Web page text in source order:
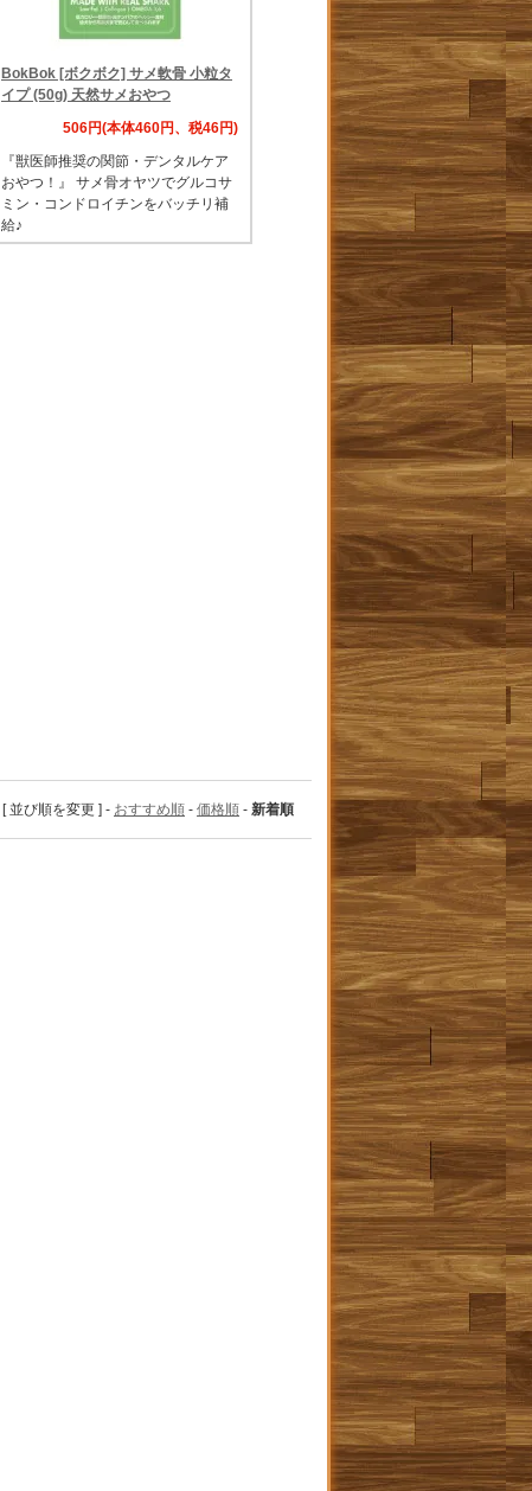
BokBok [ボクボク] サメ軟骨 小粒タ
イプ (50g) 天然サメおやつ
506円(本体460円、税46円)
『獣医師推奨の関節・デンタルケア
おやつ！』 サメ骨オヤツでグルコサ
ミン・コンドロイチンをバッチリ補
給♪
[ 並び順を変更 ] - おすすめ順 - 価格順 - 新着順